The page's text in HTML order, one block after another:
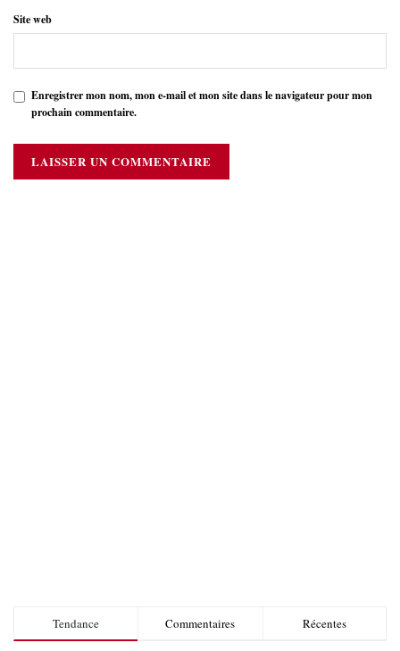
Site web
Enregistrer mon nom, mon e-mail et mon site dans le navigateur pour mon
prochain commentaire.
Tendance Commentaires Récentes